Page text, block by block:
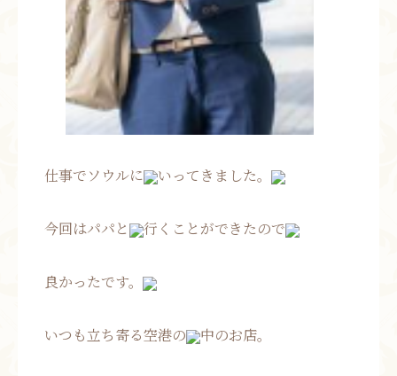
仕事でソウルに いってきました。
今回はパパと 行くことができたので
良かったです。
いつも立ち寄る空港の 中のお店。